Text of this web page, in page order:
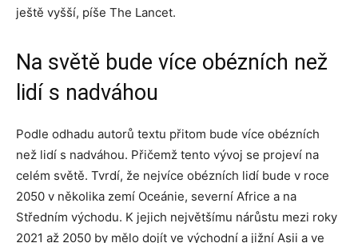
ještě vyšší, píše The Lancet.
Na světě bude více obézních než
lidí s nadváhou
Podle odhadu autorů textu přitom bude více obézních
než lidí s nadváhou. Přičemž tento vývoj se projeví na
celém světě. Tvrdí, že nejvíce obézních lidí bude v roce
2050 v několika zemí Oceánie, severní Africe a na
Středním východu. K jejich největšímu nárůstu mezi roky
2021 až 2050 by mělo dojít ve východní a jižní Asii a ve